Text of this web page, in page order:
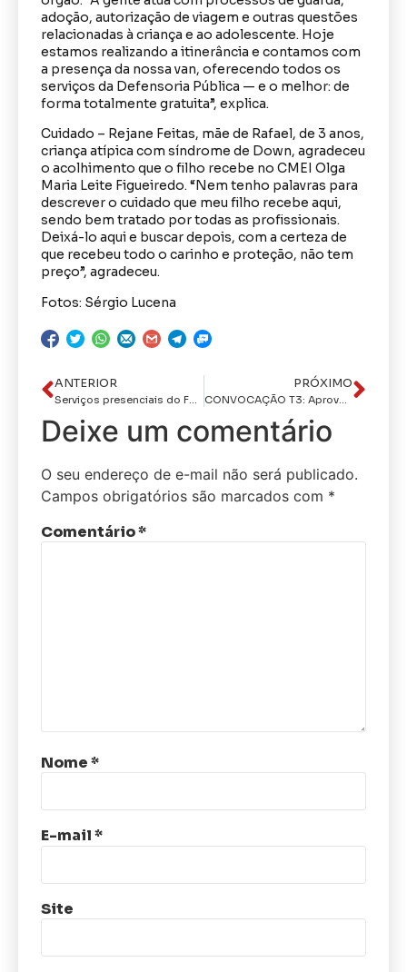
adoção, autorização de viagem e outras questões
relacionadas à criança e ao adolescente. Hoje
estamos realizando a itinerância e contamos com
a presença da nossa van, oferecendo todos os
serviços da Defensoria Pública — e o melhor: de
forma totalmente gratuita”, explica.
Cuidado – Rejane Feitas, mãe de Rafael, de 3 anos,
criança atípica com síndrome de Down, agradeceu
o acolhimento que o filho recebe no CMEI Olga
Maria Leite Figueiredo. “Nem tenho palavras para
descrever o cuidado que meu filho recebe aqui,
sendo bem tratado por todas as profissionais.
Deixá-lo aqui e buscar depois, com a certeza de
que recebeu todo o carinho e proteção, não tem
preço”, agradeceu.
Fotos: Sérgio Lucena
ANTERIOR PRÓXIMO
CONVOCAÇÃO T3: Aprovados na terceira turma do concurso da Polícia Civil começam a ser convocados nesta terça-feira (27)
Deixe um comentário
O seu endereço de e-mail não será publicado.
Campos obrigatórios são marcados com *
Comentário*
Nome*
E-mail*
Site